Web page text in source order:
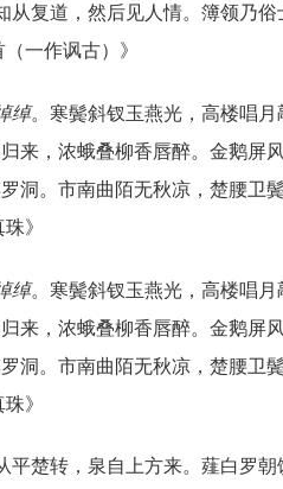
从复道，然后见人情。簿领乃
一作讽古）》
绰。寒鬓斜钗玉燕光，高楼唱
来，浓蛾叠柳香唇醉。金鹅屏
洞。市南曲陌无秋凉，楚腰卫
》
绰。寒鬓斜钗玉燕光，高楼唱
来，浓蛾叠柳香唇醉。金鹅屏
洞。市南曲陌无秋凉，楚腰卫
》
平楚转，泉自上方来。薤白罗